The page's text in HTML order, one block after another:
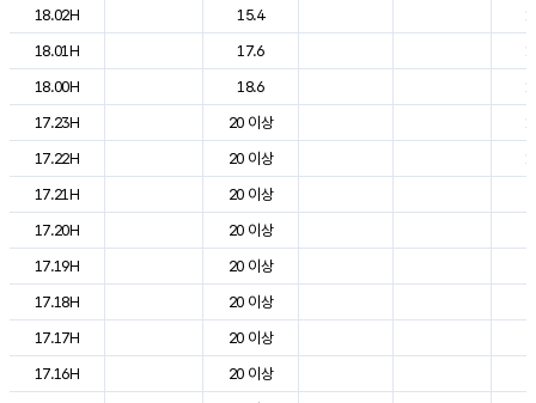
18.02H
15.4
18.01H
17.6
18.00H
18.6
17.23H
20 이상
17.22H
20 이상
17.21H
20 이상
17.20H
20 이상
17.19H
20 이상
17.18H
20 이상
17.17H
20 이상
17.16H
20 이상